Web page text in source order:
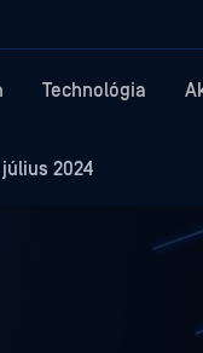
Technológia
július 2024